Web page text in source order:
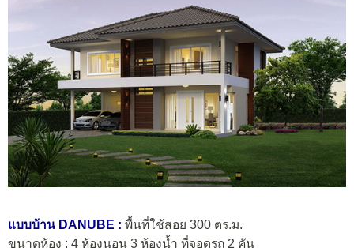
แบบบ้าน DANUBE : พื้นที่ใช้สอย 300 ตร.ม.
ขนาดห้อง : 4 ห้องนอน 3 ห้องน้ำ ที่จอดรถ 2 คัน